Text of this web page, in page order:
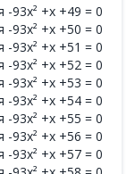
-93x² +x +49 = 0
-93x² +x +50 = 0
-93x² +x +51 = 0
-93x² +x +52 = 0
-93x² +x +53 = 0
-93x² +x +54 = 0
-93x² +x +55 = 0
-93x² +x +56 = 0
-93x² +x +57 = 0